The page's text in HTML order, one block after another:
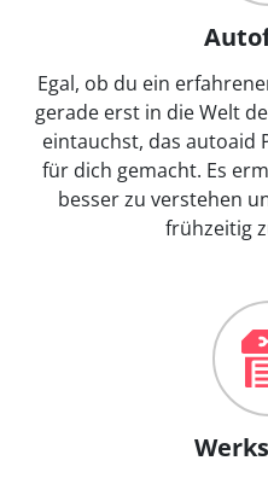
Egal, ob du ein
gerade erst in die Welt
eintauchst, das autoaid
für dich gemacht. Es
besser zu verstehen
frühzeitig